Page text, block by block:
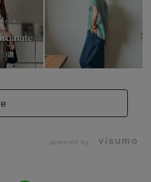
powered by